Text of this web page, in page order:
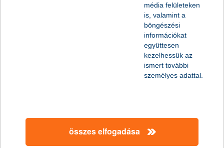
ügyfél újraazonosítás, adatmódosítás
média felületeken
is, valamint a
böngészési
információkat
együttesen
kezelhessük az
ismert további
személyes adattal.
összes elfogadása